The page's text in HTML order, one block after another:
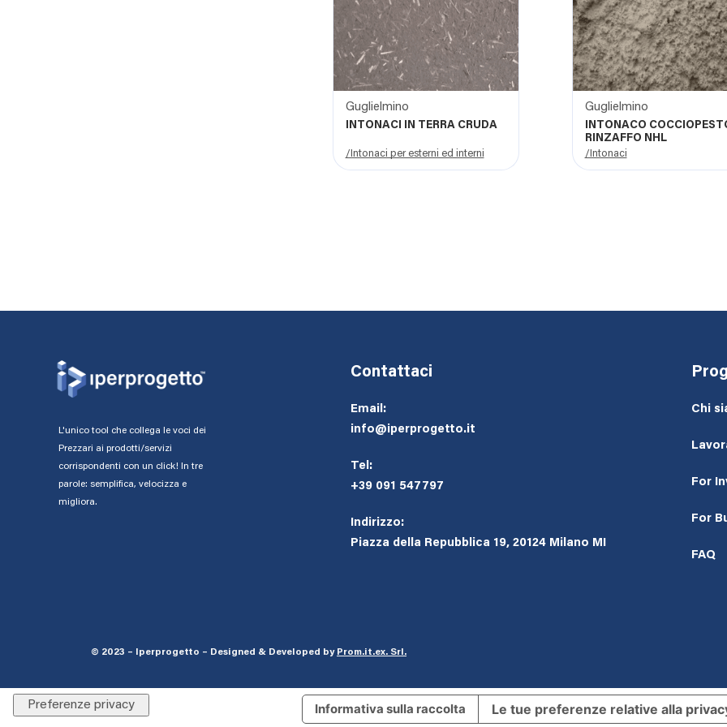
Guglielmino
INTONACI IN TERRA CRUDA
/Intonaci per esterni ed interni
Guglielmino
INTONACO
RINZAFFO NHL
/Intonaci
L'unico tool che collega le voci dei
Prezzari ai prodotti/servizi
corrispondenti con un click! In tre
parole: semplifica, velocizza e
migliora.
Contattaci
Email:
info@iperprogetto.it
Tel:
+39 091 547797
Indirizzo:
Piazza della Repubblica 19, 20124 Milano MI
Chi
For
For
FAQ
© 2023 – Iperprogetto – Designed & Developed by Prom.it.ex. Srl .
Informativa sulla raccolta Le tue preferenze relative alla